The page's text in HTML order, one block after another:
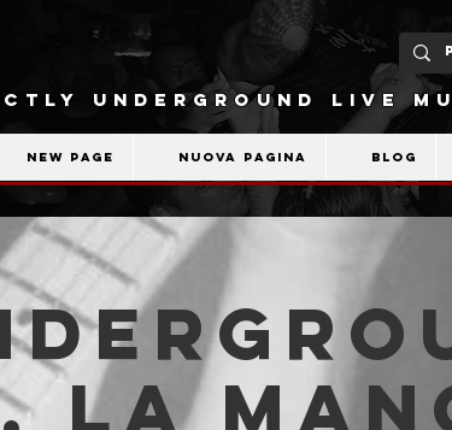
UNDERGROUND LIVE
New Page Nuova pagina Blog
La